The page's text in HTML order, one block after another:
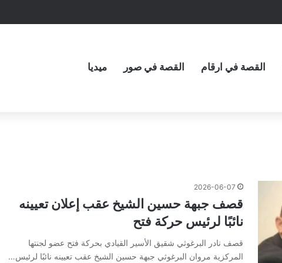
القصة في ارقام القصة في صور ميديا
2026-06-07
قصف جبهة حسين الشيخ عقب إعلان تعيينه
نائبًا لرئيس حركة فتح
قصف نادر البرغوثي شقيق الأسير القيادي بحركة فتح عضو لجنتها
المركزية مروان البرغوثي جبهة حسين الشيخ عقب تعيينه نائبًا لرئيس…